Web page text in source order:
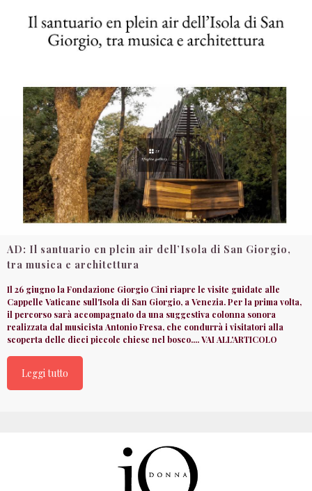
AD: Il santuario en plein air dell’Isola di San Giorgio,
tra musica e architettura
Il 26 giugno la Fondazione Giorgio Cini riapre le visite guidate alle
Cappelle Vaticane sull'Isola di San Giorgio, a Venezia. Per la prima volta,
il percorso sarà accompagnato da una suggestiva colonna sonora
realizzata dal musicista Antonio Fresa, che condurrà i visitatori alla
scoperta delle dieci piccole chiese nel bosco.... VAI ALL'ARTICOLO
Leggi tutto